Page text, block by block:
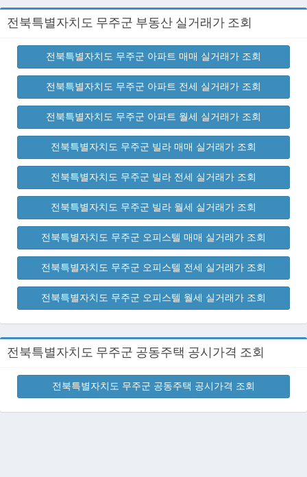
전북특별자치도 무주군 부동산 실거래가 조회
전북특별자치도 무주군 아파트 매매 실거래가 조회
전북특별자치도 무주군 아파트 전세 실거래가 조회
전북특별자치도 무주군 아파트 월세 실거래가 조회
전북특별자치도 무주군 빌라 매매 실거래가 조회
전북특별자치도 무주군 빌라 전세 실거래가 조회
전북특별자치도 무주군 빌라 월세 실거래가 조회
전북특별자치도 무주군 오피스텔 매매 실거래가 조회
전북특별자치도 무주군 오피스텔 전세 실거래가 조회
전북특별자치도 무주군 오피스텔 월세 실거래가 조회
전북특별자치도 무주군 공동주택 공시가격 조회
전북특별자치도 무주군 공동주택 공시가격 조회